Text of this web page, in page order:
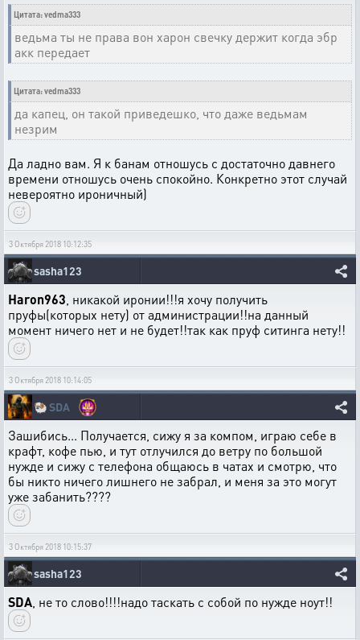
Цитата: vedma333
ведьма ты не права вон харон свечку держит когда эбр
акк передает
Цитата: vedma333
да капец, он такой приведешко, что даже ведьмам
незрим
Да ладно вам. Я к банам отношусь с достаточно давнего
времени отношусь очень спокойно. Конкретно этот случай
невероятно ироничный)
3 Октября 2018 10:12:35
sasha123
Haron963 , никакой иронии!!!я хочу получить
пруфы(которых нету) от администрации!!на данный
момент ничего нет и не будет!!так как пруф ситинга нету!!
3 Октября 2018 10:14:05
🐏SDA
Зашибись... Получается, сижу я за компом, играю себе в
крафт, кофе пью, и тут отлучился до ветру по большой
нужде и сижу с телефона общаюсь в чатах и смотрю, что
бы никто ничего лишнего не забрал, и меня за это могут
уже забанить????
3 Октября 2018 10:15:37
sasha123
SDA , не то слово!!!!надо таскать с собой по нужде ноут!!